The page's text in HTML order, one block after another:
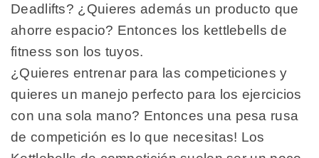
Deadlifts? ¿Quieres además un producto que
ahorre espacio? Entonces los kettlebells de
fitness son los tuyos.
¿Quieres entrenar para las competiciones y
quieres un manejo perfecto para los ejercicios
con una sola mano? Entonces una pesa rusa
de competición es lo que necesitas! Los